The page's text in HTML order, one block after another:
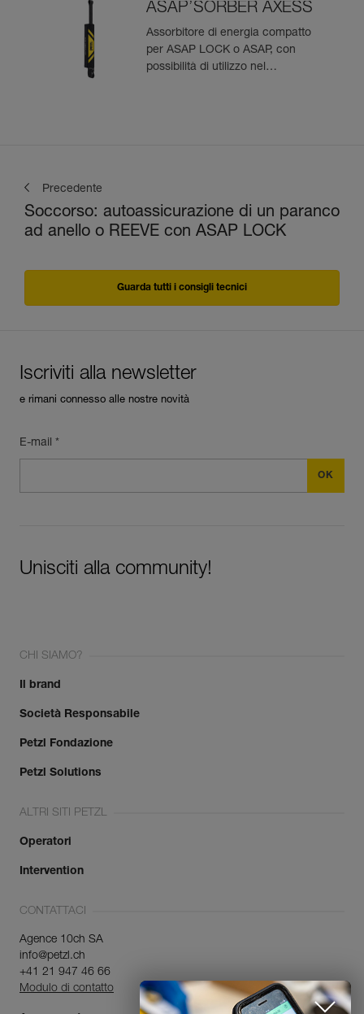
ASAP’SORBER AXESS
Assorbitore di energia compatto
per ASAP LOCK o ASAP, con
possibilità di utilizzo nel
Precedente
Soccorso: autoassicurazione di un paranco
ad anello o REEVE con ASAP LOCK
Guarda tutti i consigli tecnici
Iscriviti alla newsletter
e rimani connesso alle nostre novità
E-mail *
Unisciti alla community!
CHI SIAMO?
Il brand
Società Responsabile
Petzl Fondazione
Petzl Solutions
ALTRI SITI PETZL
Operatori
Intervention
CONTATTACI
Agence 10ch SA
info@petzl.ch
+41 21 947 46 66
Modulo di contatto